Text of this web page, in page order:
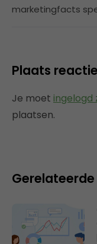
marketingfacts
Plaats reactie
Je moet ingelogd
plaatsen.